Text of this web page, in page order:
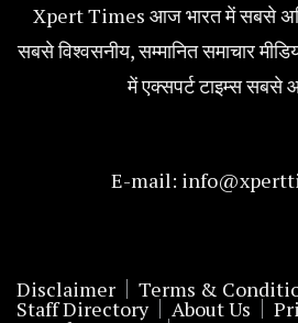
Xpert Times आज भारत में सबसे
सबसे विश्वसनीय, सम्मानित समाचार
में एक्सपर्ट टाइम्स सबसे
E-mail:
Disclaimer Terms &
Staff Directory About Us